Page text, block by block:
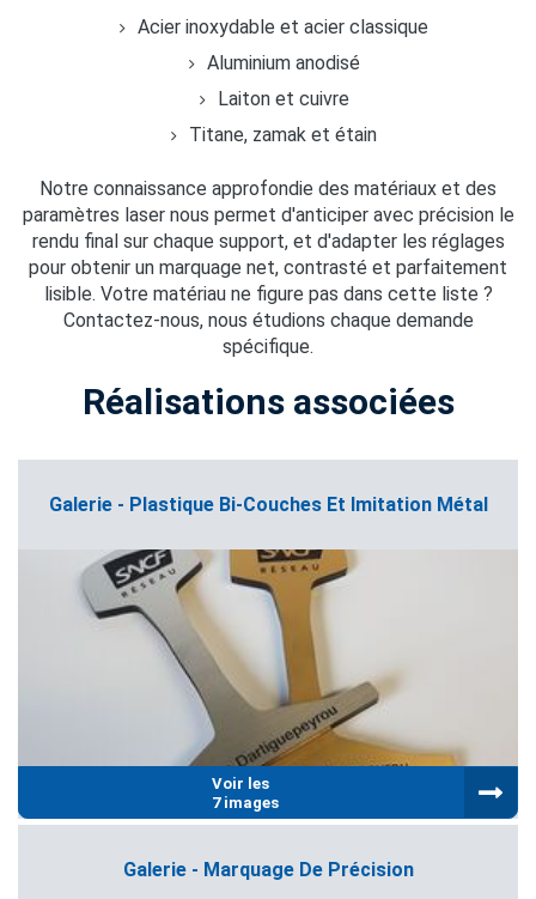
Acier inoxydable et acier classique
Aluminium anodisé
Laiton et cuivre
Titane, zamak et étain
Notre connaissance approfondie des matériaux et des
paramètres laser nous permet d'anticiper avec précision le
rendu final sur chaque support, et d'adapter les réglages
pour obtenir un marquage net, contrasté et parfaitement
lisible. Votre matériau ne figure pas dans cette liste ?
Contactez-nous, nous étudions chaque demande
spécifique.
Réalisations associées
Galerie - Plastique Bi-Couches Et Imitation Métal
Voir les
7 images
Galerie - Marquage De Précision